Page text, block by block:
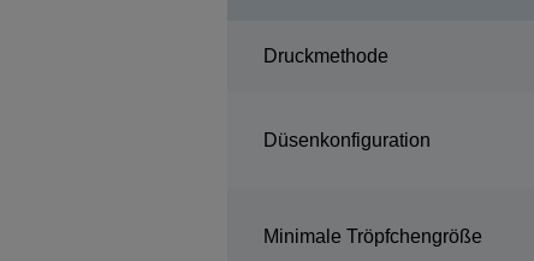
Druckmethode
Düsenkonfiguration
Minimale Tröpfchengröße